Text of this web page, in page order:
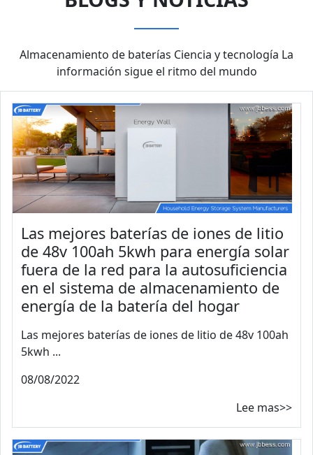
Almacenamiento de baterías Ciencia y tecnología La
información sigue el ritmo del mundo
Las mejores baterías de iones de litio
de 48v 100ah 5kwh para energía solar
fuera de la red para la autosuficiencia
en el sistema de almacenamiento de
energía de la batería del hogar
Las mejores baterías de iones de litio de 48v 100ah
5kwh ...
08/08/2022
Lee mas>>